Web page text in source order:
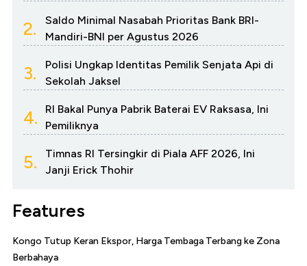
2.
Saldo Minimal Nasabah Prioritas Bank BRI-
Mandiri-BNI per Agustus 2026
3.
Polisi Ungkap Identitas Pemilik Senjata Api di
Sekolah Jaksel
4.
RI Bakal Punya Pabrik Baterai EV Raksasa, Ini
Pemiliknya
5.
Timnas RI Tersingkir di Piala AFF 2026, Ini
Janji Erick Thohir
Features
Kongo Tutup Keran Ekspor, Harga Tembaga Terbang ke Zona
Berbahaya